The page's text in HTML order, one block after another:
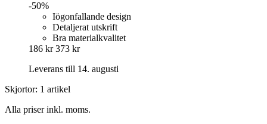
-50%
Iögonfallande design
Detaljerat utskrift
Bra materialkvalitet
186 kr 373 kr
Leverans till 14. augusti
Skjortor: 1 artikel
Alla priser inkl. moms.